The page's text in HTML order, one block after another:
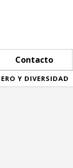
Contacto
Y DIVERSIDAD